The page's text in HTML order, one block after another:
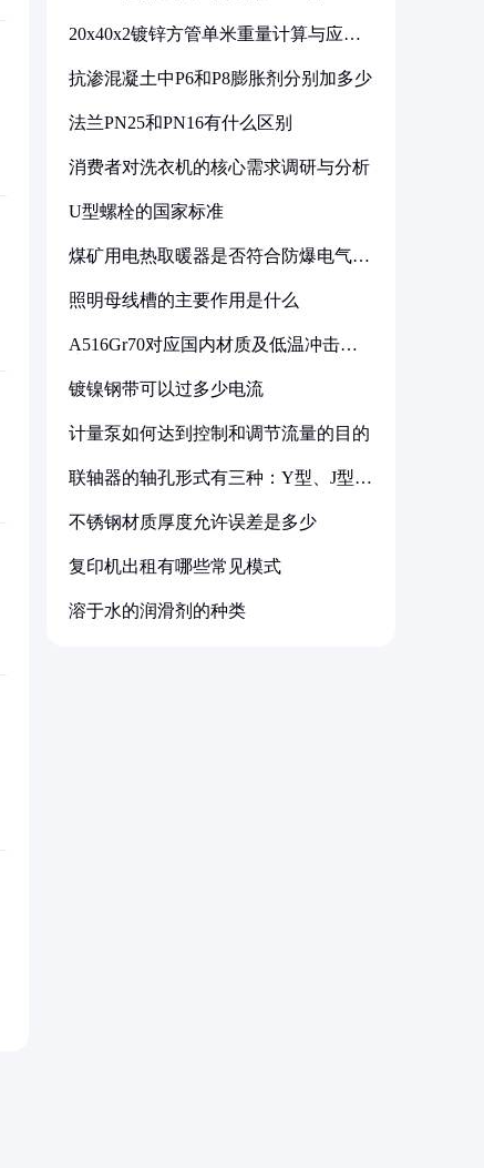
20x40x2镀锌方管单米重量计算与应用
抗渗混凝土中P6和P8膨胀剂分别加多少
法兰PN25和PN16有什么区别
消费者对洗衣机的核心需求调研与分析
U型螺栓的国家标准
煤矿用电热取暖器是否符合防爆电气设
照明母线槽的主要作用是什么
A516Gr70对应国内材质及低温冲击要
镀镍钢带可以过多少电流
计量泵如何达到控制和调节流量的目的
联轴器的轴孔形式有三种：Y型、J型、
不锈钢材质厚度允许误差是多少
复印机出租有哪些常见模式
溶于水的润滑剂的种类